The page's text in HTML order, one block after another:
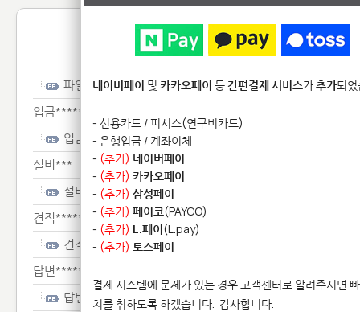
1:1 문
파일*************
입금************
입금************
설비***
설비***
견적********
견적********
답변***********************
답변***********************
네이버페이 및 카카오페이 등간편결제 서비스가추가되
- 신용카드 / 피시스(연구비카드)
- 은행입금 / 계좌이체
- (추가) 네이버페이
- (추가) 카카오페이
- (추가) 삼성페이
- (추가) 페이코(PAYCO)
- (추가) L.페이(L.pay)
- (추가) 토스페이
결제 시스템에 문제가 있는 경우 고객센터로 알려주시면
치를 취하도록 하겠습니다. 감사합니다.